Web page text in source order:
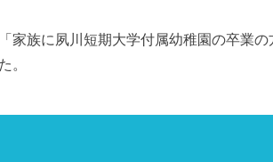
家族に夙川短期大学付属幼稚園の卒業の
。